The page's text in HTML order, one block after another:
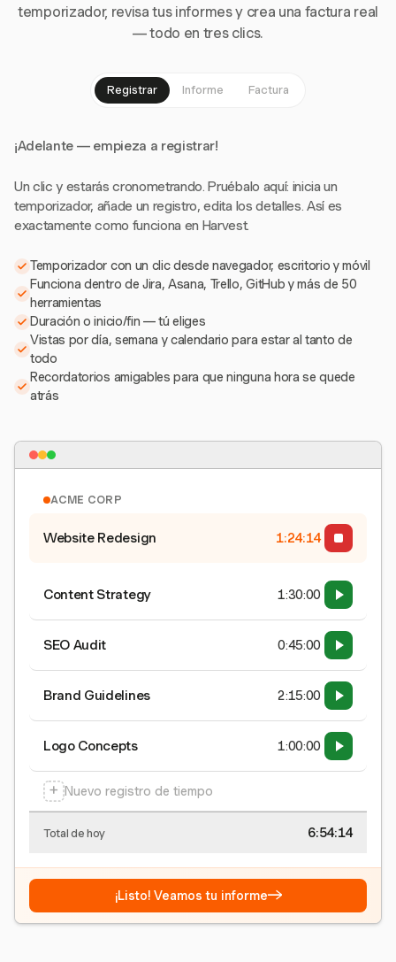
temporizador, revisa tus informes y crea una factura real
— todo en tres clics.
Registrar Informe Factura
¡Adelante — empieza a registrar!
Un clic y estarás cronometrando. Pruébalo aquí: inicia un
temporizador, añade un registro, edita los detalles. Así es
exactamente como funciona en Harvest.
Temporizador con un clic desde navegador, escritorio y móvil
Funciona dentro de Jira, Asana, Trello, GitHub y más de 50
herramientas
Duración o inicio/fin — tú eliges
Vistas por día, semana y calendario para estar al tanto de
todo
Recordatorios amigables para que ninguna hora se quede
atrás
ACME CORP
Website Redesign 1:24:15
Content Strategy 1:30:00
SEO Audit 0:45:00
Brand Guidelines 2:15:00
Logo Concepts 1:00:00
+ Nuevo registro de tiempo
Total de hoy 6:54:15
¡Listo! Veamos tu informe→